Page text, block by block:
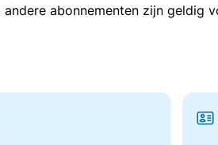
abonnementen zijn geldig